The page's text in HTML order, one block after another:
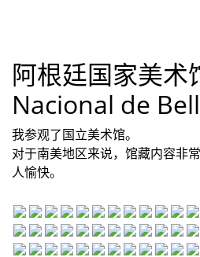
阿根廷国家美术
Nacional de
我参观了国立美术馆。
对于南美地区来说，馆藏内容非
人愉快。